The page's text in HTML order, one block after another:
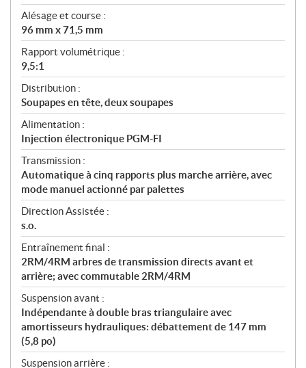
Alésage et course :
96 mm x 71,5 mm
Rapport volumétrique :
9,5:1
Distribution :
Soupapes en tête, deux soupapes
Alimentation :
Injection électronique PGM-FI
Transmission :
Automatique à cinq rapports plus marche arrière, avec
mode manuel actionné par palettes
Direction Assistée :
s.o.
Entraînement final :
2RM/4RM arbres de transmission directs avant et
arrière; avec commutable 2RM/4RM
Suspension avant :
Indépendante à double bras triangulaire avec
amortisseurs hydrauliques: débattement de 147 mm
(5,8 po)
Suspension arrière :